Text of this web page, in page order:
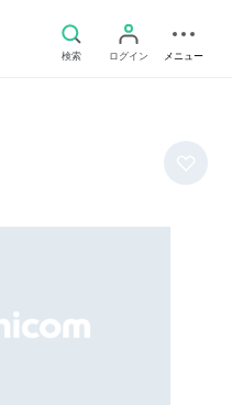
検索 ログイン メニュー